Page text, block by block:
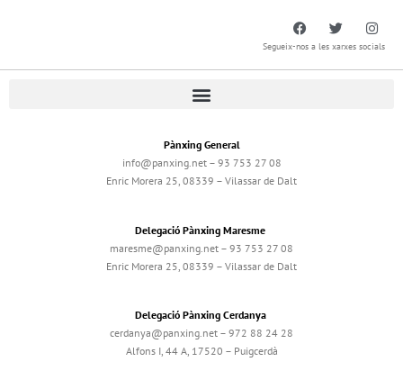
Segueix-nos a les xarxes socials
Pànxing General
info@panxing.net – 93 753 27 08
Enric Morera 25, 08339 – Vilassar de Dalt
Delegació Pànxing Maresme
maresme@panxing.net – 93 753 27 08
Enric Morera 25, 08339 – Vilassar de Dalt
Delegació Pànxing Cerdanya
cerdanya@panxing.net – 972 88 24 28
Alfons I, 44 A, 17520 – Puigcerdà